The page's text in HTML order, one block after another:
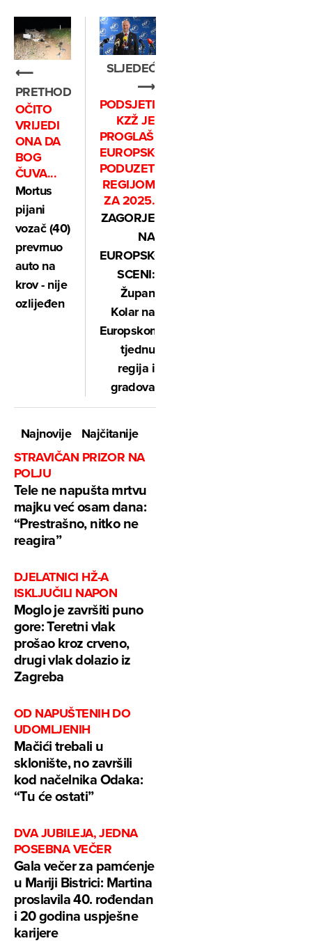
⟵
PRETHODNO
OČITO
VRIJEDI
ONA DA
BOG
ČUVA...
Mortus
pijani
vozač (40)
prevrnuo
auto na
krov - nije
ozlijeđen
SLJEDEĆE
⟶
PODSJETIMO,
KZŽ JE
PROGLAŠENA
EUROPSKOM
PODUZETNIČKOM
REGIJOM
ZA 2025.
ZAGORJE
NA
EUROPSKOJ
SCENI:
Župan
Kolar na
Europskom
tjednu
regija i
gradova
Najnovije
Najčitanije
STRAVIČAN PRIZOR NA
POLJU
Tele ne napušta mrtvu
majku već osam dana:
“Prestrašno, nitko ne
reagira”
DJELATNICI HŽ-A
ISKLJUČILI NAPON
Moglo je završiti puno
gore: Teretni vlak
prošao kroz crveno,
drugi vlak dolazio iz
Zagreba
OD NAPUŠTENIH DO
UDOMLJENIH
Mačići trebali u
sklonište, no završili
kod načelnika Odaka:
“Tu će ostati”
DVA JUBILEJA, JEDNA
POSEBNA VEČER
Gala večer za pamćenje
u Mariji Bistrici: Martina
proslavila 40. rođendan
i 20 godina uspješne
karijere